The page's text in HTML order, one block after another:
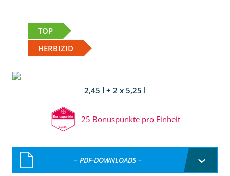
TOP
HERBIZID
2,45 l + 2 x 5,25 l
25 Bonuspunkte pro Einheit
– PDF-DOWNLOADS –